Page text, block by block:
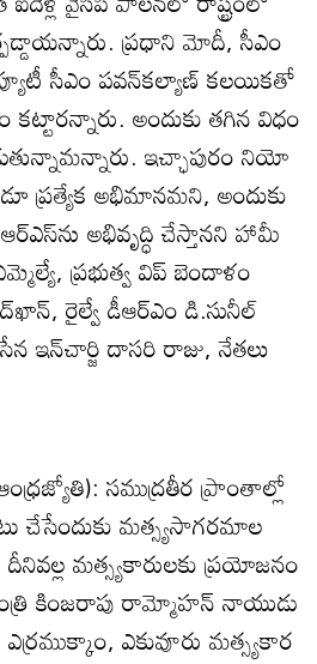
ప్రధాని మోదీ, సీఎం
సీఎం పవన్‌కల్యాణ్‌ కలయికతో
అందుకు తగిన విధం
ఇచ్ఛాపురం నియో
ప్రత్యేక అభిమానమని, అందుకు
అభివృద్ధి చేస్తానని హామీ
ప్రభుత్వ విప్‌ బెందాళం
రైల్వే డీఆర్‌ఎం డి.సునీల్‌
ఇన్‌చార్జి దాసరి రాజు, నేతలు
సముద్రతీర ప్రాంతాల్లో
చేసేందుకు మత్స్యసాగరమాల
మత్స్యకారులకు ప్రయోజనం
కింజరాపు రామ్మోహన్‌ నాయుడు
ఎకువూరు మత్స్యకార